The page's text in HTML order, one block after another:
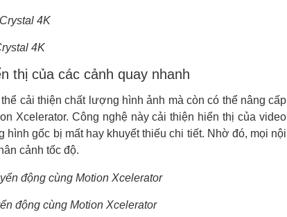
4K
thị của các cảnh quay nhanh
cải thiện chất lượng hình ảnh mà còn có thể nâng cấp
Xcelerator. Công nghệ này cải thiện hiển thị của video
gốc bị mất hay khuyết thiếu chi tiết. Nhờ đó, mọi nội
cảnh tốc độ.
động cùng Motion Xcelerator